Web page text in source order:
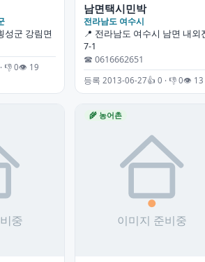
성군 강림면
👎 0👁 19
남면택시민박
전라남도 여수시
📍 전라남도 여수시 남면 내외
7-1
☎ 0616662651
등록 2013-06-27👍 0 · 👎 0👁 13
🌾 농어촌